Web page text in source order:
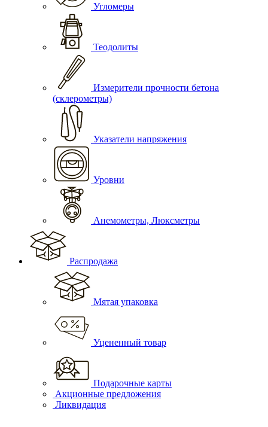
Угломеры
Теодолиты
Измерители прочности бетона
(склерометры)
Указатели напряжения
Уровни
Анемометры, Люксметры
Распродажа
Мятая упаковка
Уцененный товар
Подарочные карты
Акционные предложения
Ликвидация